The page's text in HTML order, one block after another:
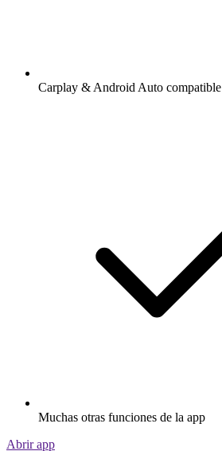
Carplay & Android Auto compatible
Muchas otras funciones de la app
Abrir app